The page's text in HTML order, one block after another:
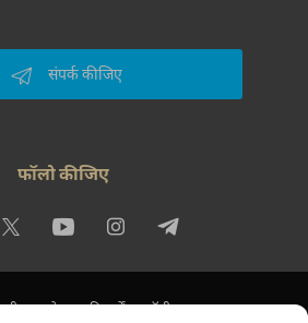
संपर्क कीजिए
फॉलो कीजिए
इस्तेमाल की शर्तें कॉपीराइट